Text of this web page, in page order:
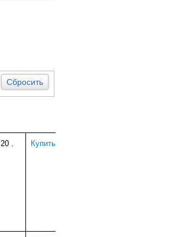
Сбросить
20 . Купить